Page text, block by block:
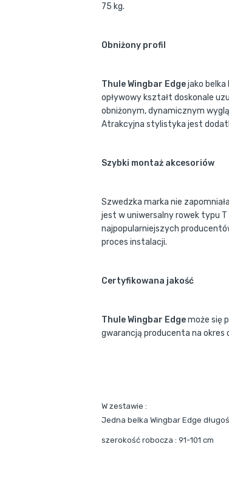
75 kg.
Obniżony profil
Thule Wingbar Edgejako
opływowy kształt doskonale
obniżonym, dynamicznym
Atrakcyjna stylistyka jest
Szybki montaż akcesoriów
Szwedzka marka nie
jest w uniwersalny rowek typu
najpopularniejszych
proces instalacji.
Certyfikowana jakość
Thule Wingbar Edgemoże się
gwarancją producenta na okres
W zestawie :
Jedna belka Wingbar Edge
szerokość robocza : 91-101 cm